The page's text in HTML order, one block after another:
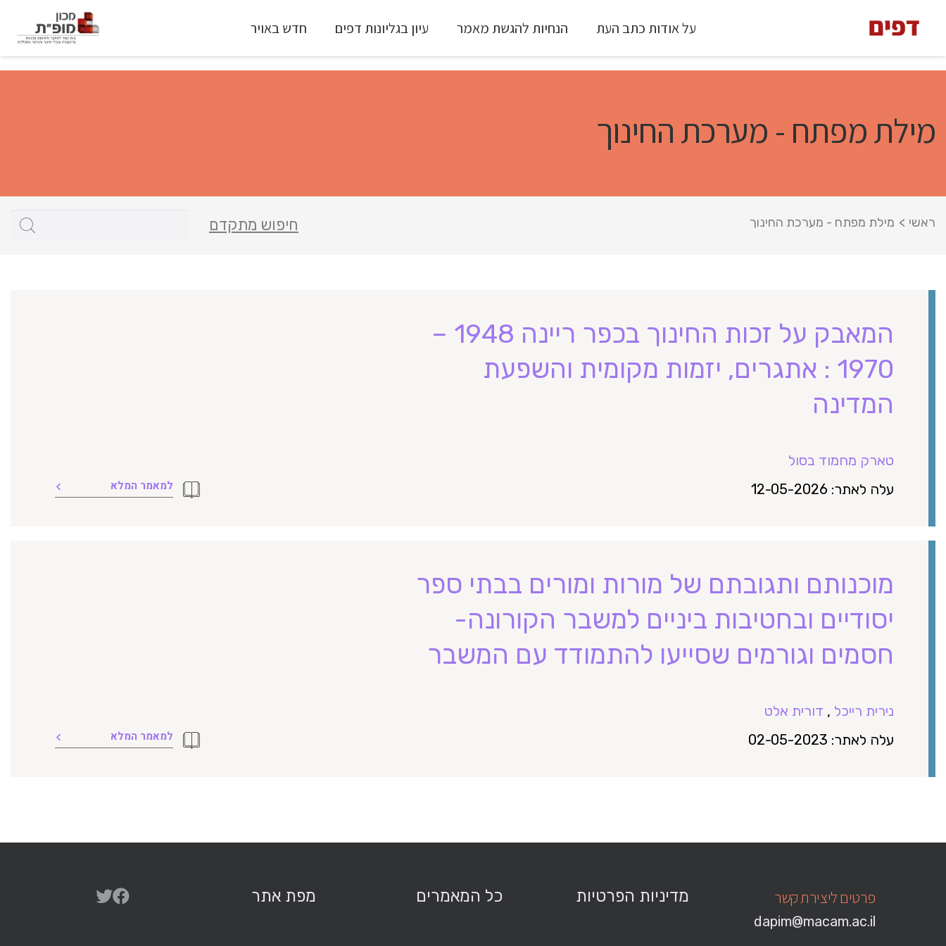
על אודות כתב העת הנחיות להגשת מאמר עיון בגליונות דפים חדש באויר
מילת מפתח - מערכת החינוך
ראשי > מילת מפתח - מערכת החינוך חיפוש מתקדם
המאבק על זכות החינוך בכפר ריינה 1948 –
1970 : אתגרים, יזמות מקומית והשפעת
המדינה
טארק מחמוד בסול
עלה לאתר: 12-05-2026
למאמר המלא
מוכנותם ותגובתם של מורות ומורים בבתי ספר
יסודיים ובחטיבות ביניים למשבר הקורונה-
חסמים וגורמים שסייעו להתמודד עם המשבר
נירית רייכל , דורית אלט
עלה לאתר: 02-05-2023
למאמר המלא
פרטים ליצירת קשר
dapim@macam.ac.il
מדיניות הפרטיות כל המאמרים מפת אתר